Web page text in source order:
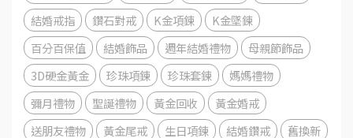
結婚戒指
鑽石對戒 K金項鍊
K金墜鍊
百分百保值
結婚飾品 週年結婚禮物
母親節飾品
3D硬金黃金
珍珠項鍊 珍珠套鍊
媽媽禮物
彌月禮物
聖誕禮物 黃金回收
黃金婚戒
送朋友禮物
黃金尾戒 生日項鍊 結婚鑽戒 舊換新